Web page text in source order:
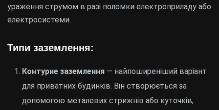
ураження струмом в разі поломки електроприладу або
електросистеми.
Типи заземлення:
Контурне заземлення — найпоширеніший варіант
для приватних будинків. Він створюється за
допомогою металевих стрижнів або куточків,